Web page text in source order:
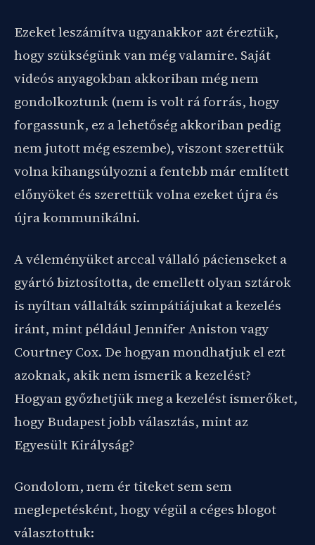
Ezeket leszámítva ugyanakkor azt éreztük,
hogy szükségünk van még valamire. Saját
videós anyagokban akkoriban még nem
gondolkoztunk (nem is volt rá forrás, hogy
forgassunk, ez a lehetőség akkoriban pedig
nem jutott még eszembe), viszont szerettük
volna kihangsúlyozni a fentebb már említett
előnyöket és szerettük volna ezeket újra és
újra kommunikálni.
A véleményüket arccal vállaló pácienseket a
gyártó biztosította, de emellett olyan sztárok
is nyíltan vállalták szimpátiájukat a kezelés
iránt, mint például Jennifer Aniston vagy
Courtney Cox. De hogyan mondhatjuk el ezt
azoknak, akik nem ismerik a kezelést?
Hogyan győzhetjük meg a kezelést ismerőket,
hogy Budapest jobb választás, mint az
Egyesült Királyság?
Gondolom, nem ér titeket sem sem
meglepetésként, hogy végül a céges blogot
választottuk: